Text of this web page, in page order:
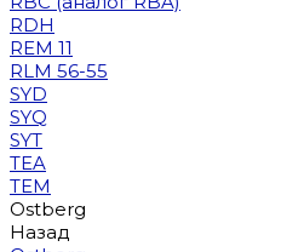
RDH
REM 11
RLM 56-55
SYD
SYQ
SYT
TEA
TEM
Ostberg
Назад